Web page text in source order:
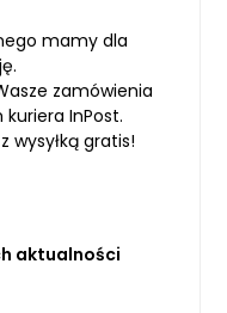
mamy dla
zamówienia
InPost.
wysyłką gratis!
aktualności